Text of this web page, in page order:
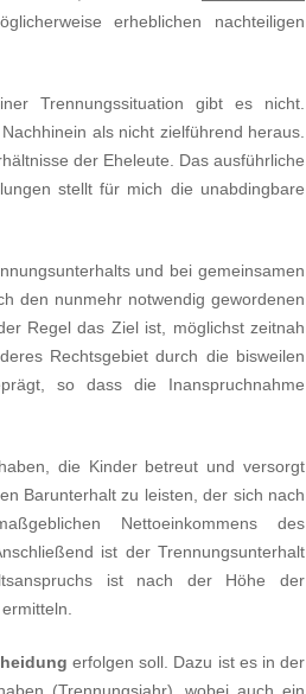
erheblichen nachteiligen
Trennungssituation gibt es nicht.
als nicht zielführend heraus.
der Eheleute. Das ausführliche
stellt für mich die unabdingbare
und bei gemeinsamen
den nunmehr notwendig gewordenen
Regel das Ziel ist, möglichst zeitnah
Rechtsgebiet durch die bisweilen
so dass die Inanspruchnahme
die Kinder betreut und versorgt
Barunterhalt zu leisten, der sich nach
Nettoeinkommens des
ist der Trennungsunterhalt
ist nach der Höhe der
erfolgen soll. Dazu ist es in der